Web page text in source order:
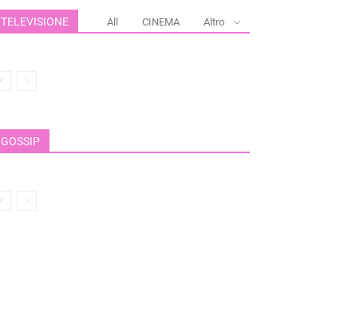
TELEVISIONE All CINEMA Altro
GOSSIP